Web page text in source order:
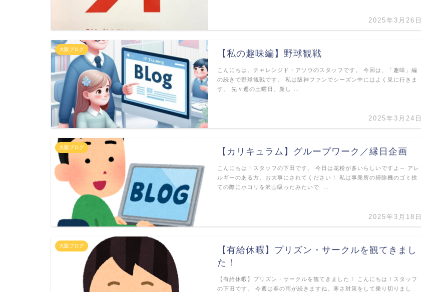
2025年3月26日
大阪ブログ 【私の趣味編】野球観戦
2025年3月24日
こんにちは。チャレンジド・アソウのスタッフです。 今回は、「趣味」編
の続きで野球観戦です。 私は阪神ファンでシーズン中にはよく見に行きま
す。 先々週の土曜日、新し …
大阪ブログ 【カリキュラム】グループワーク／縁日企画
2025年3月18日
こんにちは！スタッフの下田です。 今日は花粉が多いらしいですよ～ アレ
ルギーのある方、お大事にされてください！ 私は事業所の掃除機のゴミ捨
ての際にホコリを沢山吸ったみたいで …
大阪ブログ
【有給休暇】プリズン・サークルを観てきまし
た！
【有給休暇】プリズン・サークルを観てきました！ こんにちは！スタッフ
の下田です。 今週は春の雨が続きますね。寒さ対策をして乗り切りまし